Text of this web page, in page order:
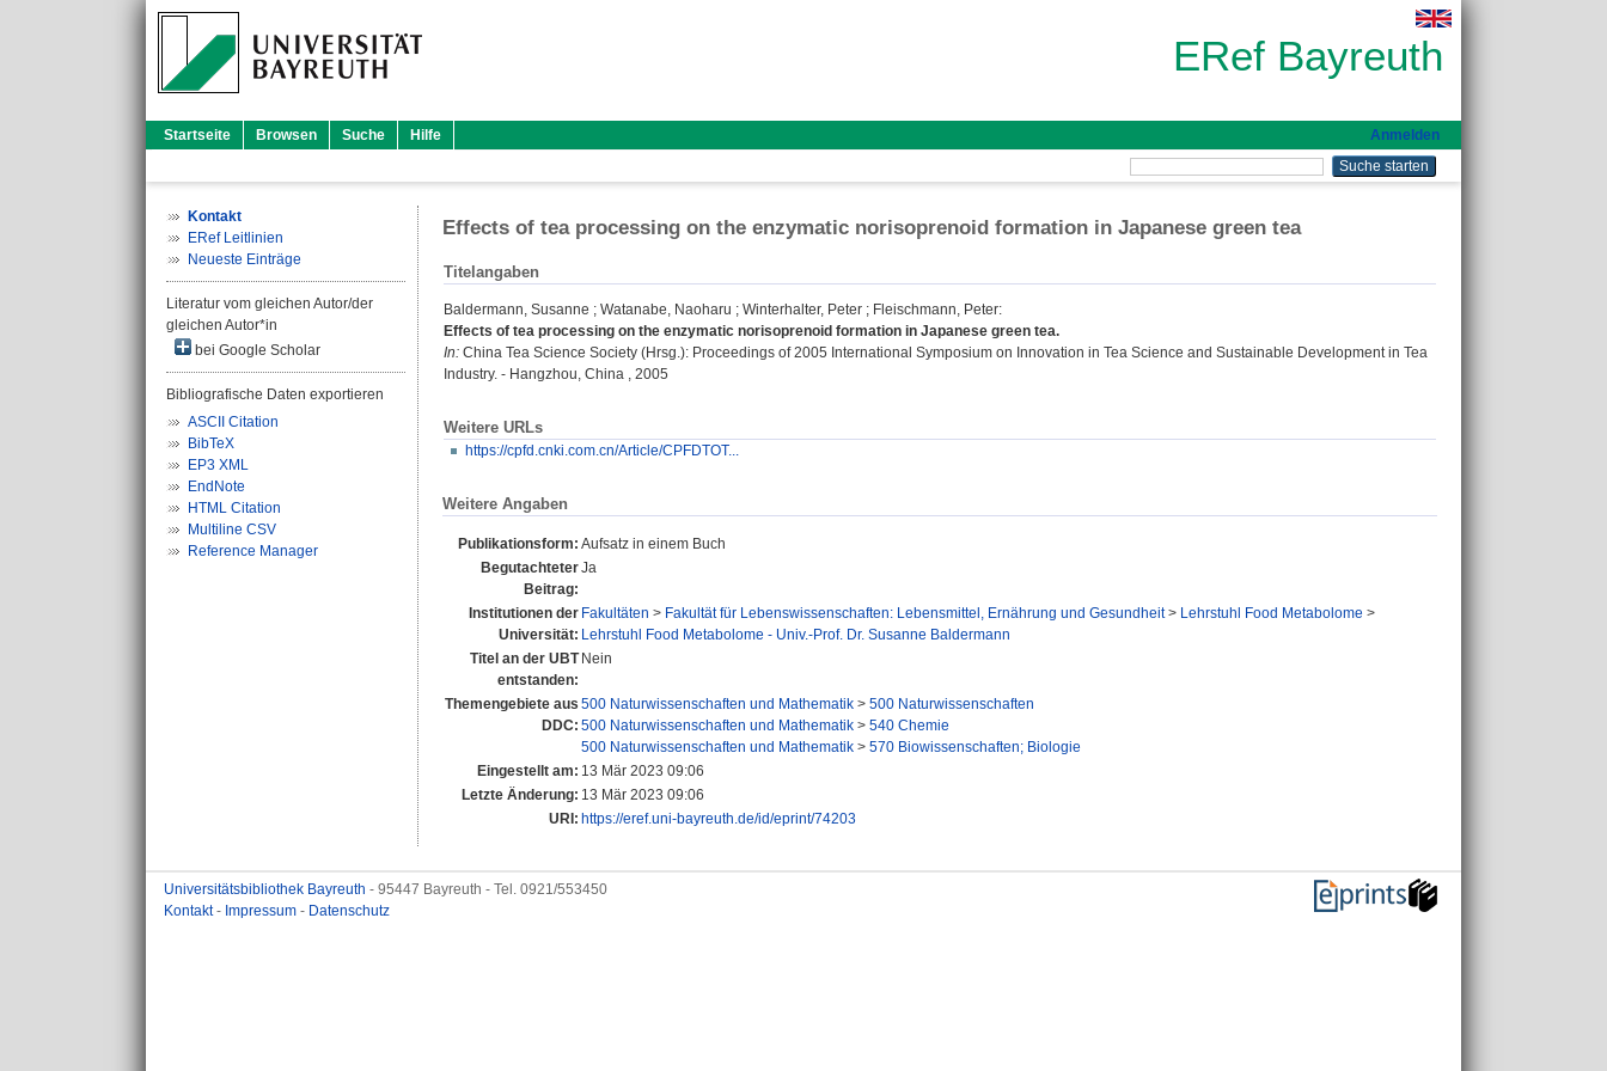
ERef Bayreuth
Startseite Browsen Suche Hilfe Anmelden
Kontakt
ERef Leitlinien
Neueste Einträge
Literatur vom gleichen Autor/der
gleichen Autor*in
bei Google Scholar
Bibliografische Daten exportieren
ASCII Citation
BibTeX
EP3 XML
EndNote
HTML Citation
Multiline CSV
Reference Manager
Effects of tea processing on the enzymatic norisoprenoid formation in Japanese green tea
Titelangaben
Baldermann, Susanne ; Watanabe, Naoharu ; Winterhalter, Peter ; Fleischmann, Peter:
Effects of tea processing on the enzymatic norisoprenoid formation in Japanese green tea.
In: China Tea Science Society (Hrsg.): Proceedings of 2005 International Symposium on Innovation in Tea Science and Sustainable Development in Tea
Industry. - Hangzhou, China , 2005
Weitere URLs
https://cpfd.cnki.com.cn/Article/CPFDTOT...
Weitere Angaben
Publikationsform: Aufsatz in einem Buch
Begutachteter
Beitrag:
Ja
Institutionen der
Universität:
Fakultäten > Fakultät für Lebenswissenschaften: Lebensmittel, Ernährung und Gesundheit> Lehrstuhl Food Metabolome >
Lehrstuhl Food Metabolome - Univ.-Prof. Dr. Susanne Baldermann
Titel an der UBT
entstanden:
Nein
Themengebiete aus
DDC:
500 Naturwissenschaften und Mathematik > 500 Naturwissenschaften
500 Naturwissenschaften und Mathematik > 540 Chemie
500 Naturwissenschaften und Mathematik > 570 Biowissenschaften; Biologie
Eingestellt am: 13 Mär 2023 09:06
Letzte Änderung: 13 Mär 2023 09:06
URI: https://eref.uni-bayreuth.de/id/eprint/74203
Universitätsbibliothek Bayreuth - 95447 Bayreuth - Tel. 0921/553450
Kontakt- Impressum - Datenschutz